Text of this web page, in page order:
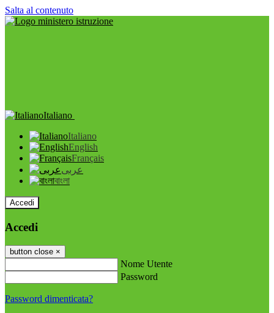
Salta al contenuto
Italiano
Italiano
English
Français
عربى
বাংলা
Accedi
Accedi
button close ×
Nome Utente
Password
Password dimenticata?